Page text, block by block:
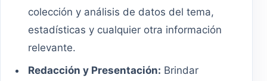
colección y análisis de datos del tema,
estadísticas y cualquier otra información
relevante.
Redacción y Presentación: Brindar